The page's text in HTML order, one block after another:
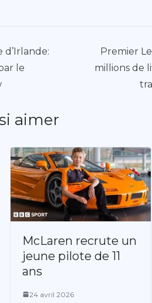
le
Premier
millions de
aimer
McLaren recrute un
jeune pilote de 11
ans
24 avril 2026